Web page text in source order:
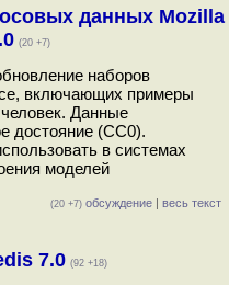
данных Mozilla
(20 +7)
наборов
включающих примеры
Данные
достояние (CC0).
в системах
моделей
(20 +7) обсуждение | весь текст
7.0 (92 +18)